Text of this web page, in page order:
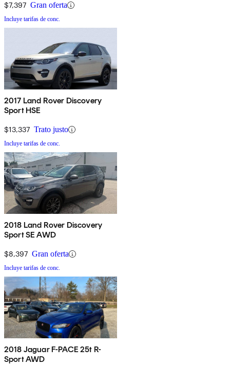
$7,397 Gran oferta
Incluye tarifas de conc.
2017 Land Rover Discovery
Sport HSE
$13,337 Trato justo
Incluye tarifas de conc.
2018 Land Rover Discovery
Sport SE AWD
$8,397 Gran oferta
Incluye tarifas de conc.
2018 Jaguar F-PACE 25t R-
Sport AWD